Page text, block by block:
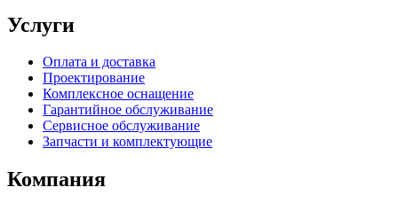
Услуги
Оплата и доставка
Проектирование
Комплексное оснащение
Гарантийное обслуживание
Сервисное обслуживание
Запчасти и комплектующие
Компания